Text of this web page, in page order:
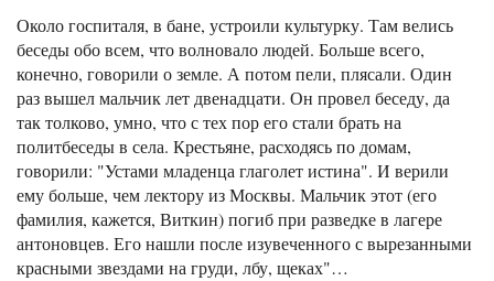
Около госпиталя, в бане, устроили культурку. Там велись
беседы обо всем, что волновало людей. Больше всего,
конечно, говорили о земле. А потом пели, плясали. Один
раз вышел мальчик лет двенадцати. Он провел беседу, да
так толково, умно, что с тех пор его стали брать на
политбеседы в села. Крестьяне, расходясь по домам,
говорили: "Устами младенца глаголет истина". И верили
ему больше, чем лектору из Москвы. Мальчик этот (его
фамилия, кажется, Виткин) погиб при разведке в лагере
антоновцев. Его нашли после изувеченного с вырезанными
красными звездами на груди, лбу, щеках"…